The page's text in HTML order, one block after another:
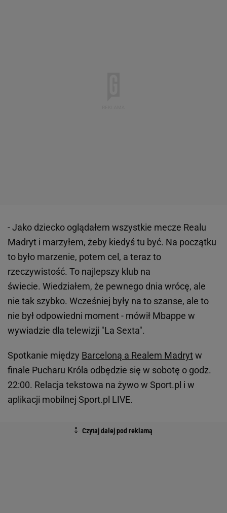
- Jako dziecko oglądałem wszystkie mecze Realu
Madryt i marzyłem, żeby kiedyś tu być. Na początku
to było marzenie, potem cel, a teraz to
rzeczywistość. To najlepszy klub na
świecie. Wiedziałem, że pewnego dnia wrócę, ale
nie tak szybko. Wcześniej były na to szanse, ale to
nie był odpowiedni moment - mówił Mbappe w
wywiadzie dla telewizji "La Sexta".
Spotkanie między Barceloną a Realem Madrytw
finale Pucharu Króla odbędzie się w sobotę o godz.
22:00. Relacja tekstowa na żywo w Sport.pl i w
aplikacji mobilnej Sport.pl LIVE.